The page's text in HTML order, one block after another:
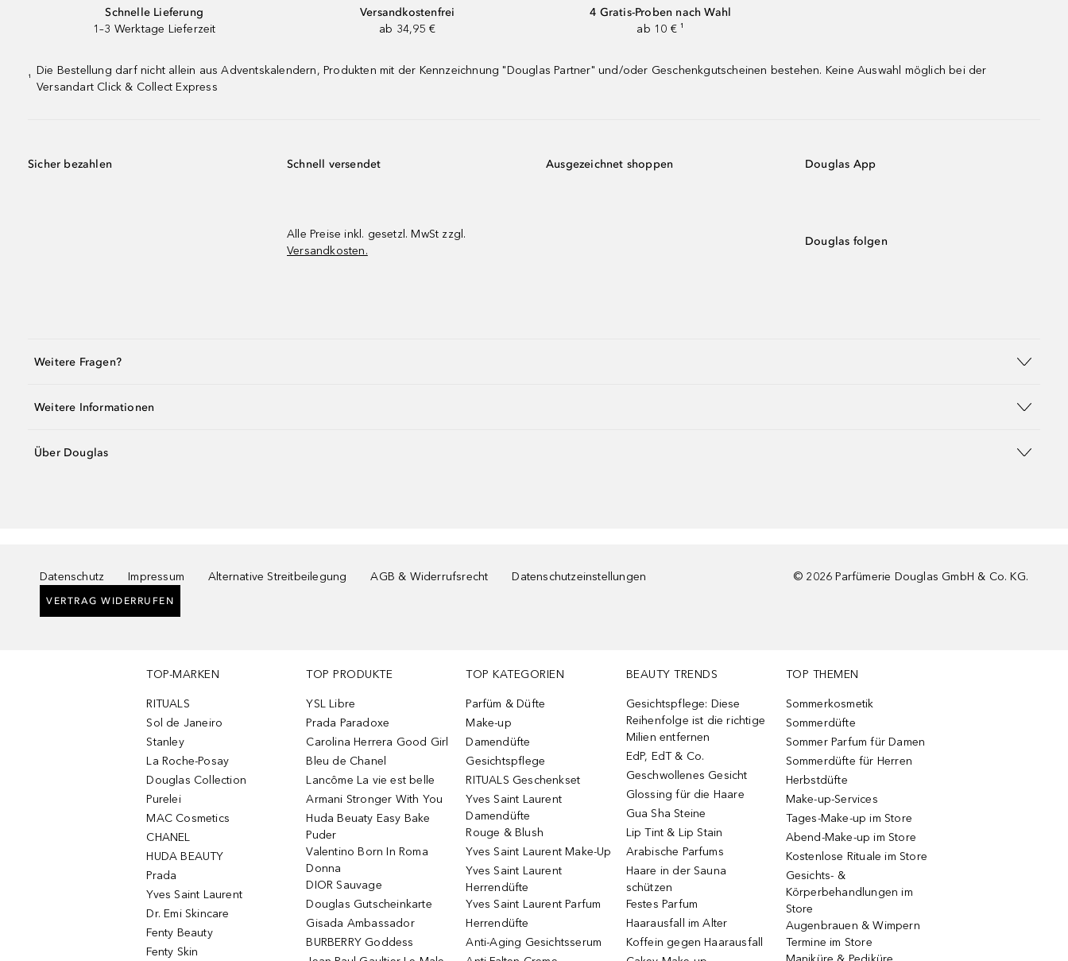
Schnelle Lieferung
1–3 Werktage Lieferzeit
Versandkostenfrei
ab 34,95 €
4 Gratis-Proben nach Wahl
ab 10 € ¹
¹
Die Bestellung darf nicht allein aus Adventskalendern, Produkten mit der Kennzeichnung "Douglas Partner" und/oder Geschenkgutscheinen bestehen. Keine Auswahl möglich bei der
Versandart Click & Collect Express
Sicher bezahlen Schnell versendet
Alle Preise inkl. gesetzl. MwSt zzgl.
Versandkosten.
Ausgezeichnet shoppen Douglas App
Douglas folgen
Weitere Fragen?
Weitere Informationen
Über Douglas
Datenschutz Impressum Alternative Streitbeilegung AGB & Widerrufsrecht Datenschutzeinstellungen
VERTRAG WIDERRUFEN
© 2026 Parfümerie Douglas GmbH & Co. KG.
TOP-MARKEN
RITUALS
Sol de Janeiro
Stanley
La Roche-Posay
Douglas Collection
Purelei
MAC Cosmetics
CHANEL
HUDA BEAUTY
Prada
Yves Saint Laurent
Dr. Emi Skincare
Fenty Beauty
Fenty Skin
TOP PRODUKTE
YSL Libre
Prada Paradoxe
Carolina Herrera Good Girl
Bleu de Chanel
Lancôme La vie est belle
Armani Stronger With You
Huda Beuaty Easy Bake
Puder
Valentino Born In Roma
Donna
DIOR Sauvage
Douglas Gutscheinkarte
Gisada Ambassador
BURBERRY Goddess
TOP KATEGORIEN
Parfüm & Düfte
Make-up
Damendüfte
Gesichtspflege
RITUALS Geschenkset
Yves Saint Laurent
Damendüfte
Rouge & Blush
Yves Saint Laurent Make-Up
Yves Saint Laurent
Herrendüfte
Yves Saint Laurent Parfum
Herrendüfte
Anti-Aging Gesichtsserum
BEAUTY TRENDS
Gesichtspflege: Diese
Reihenfolge ist die richtige
Milien entfernen
EdP, EdT & Co.
Geschwollenes Gesicht
Glossing für die Haare
Gua Sha Steine
Lip Tint & Lip Stain
Arabische Parfums
Haare in der Sauna
schützen
Festes Parfum
Haarausfall im Alter
Koffein gegen Haarausfall
TOP THEMEN
Sommerkosmetik
Sommerdüfte
Sommer Parfum für Damen
Sommerdüfte für Herren
Herbstdüfte
Make-up-Services
Tages-Make-up im Store
Abend-Make-up im Store
Kostenlose Rituale im Store
Gesichts- &
Körperbehandlungen im
Store
Augenbrauen & Wimpern
Termine im Store